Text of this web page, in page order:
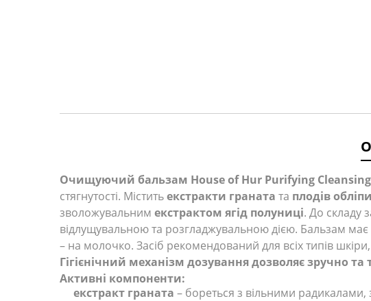
Очищуючий бальзам House of Hur Purifying
стягнутості. Міститьекстракти граната та плодів
зволожувальним екстрактом ягід полуниці. До складу
відлущувальною та розгладжувальною дією. Бальзам
– на молочко. Засіб рекомендований для всіх типів
Гігієнічний механізм дозування дозволяє зручно
Активні компоненти:
екстракт граната – бореться з вільними радикалами,